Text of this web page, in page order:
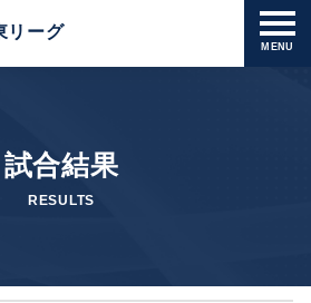
MENU
リーグ
試合結果
RESULTS